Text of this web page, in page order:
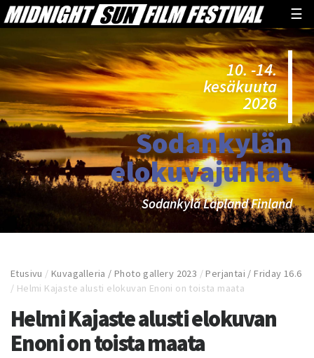
☰
10. -14.
kesäkuuta
2026
Sodankylän
elokuvajuhlat
Sodankylä Lapland Finland
Etusivu /Kuvagalleria / Photo gallery 2023 /Perjantai / Friday 16.6
/ Helmi Kajaste alusti elokuvan Enoni on toista maata
Helmi Kajaste alusti elokuvan
Enoni on toista maata